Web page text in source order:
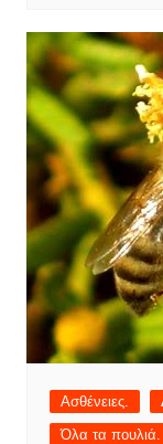
Ασθένειες.
Όλα τα πουλιά.